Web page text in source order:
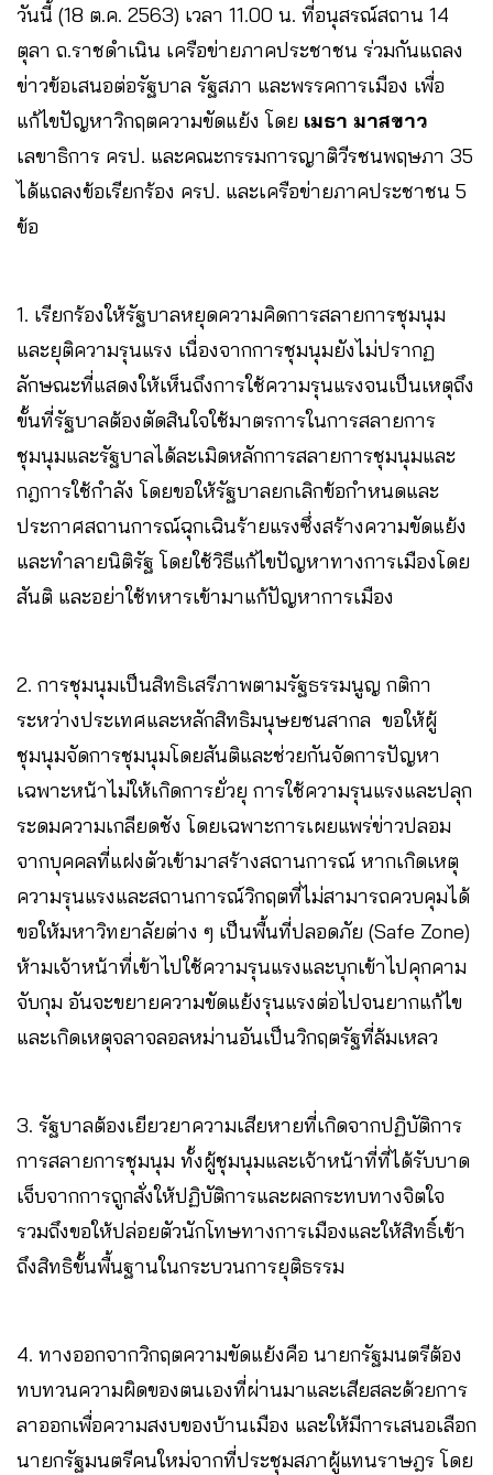
วันนี้ (18 ต.ค. 2563) เวลา 11.00 น. ที่อนุสรณ์สถาน 14
ตุลา ถ.ราชดำเนิน เครือข่ายภาคประชาชน ร่วมกันแถลง
ข่าวข้อเสนอต่อรัฐบาล รัฐสภา และพรรคการเมือง เพื่อ
แก้ไขปัญหาวิกฤตความขัดแย้ง โดย เมธา มาสขาว
เลขาธิการ ครป. และคณะกรรมการญาติวีรชนพฤษภา 35
ได้แถลงข้อเรียกร้อง ครป. และเครือข่ายภาคประชาชน 5
ข้อ
1. เรียกร้องให้รัฐบาลหยุดความคิดการสลายการชุมนุม
และยุติความรุนแรง เนื่องจากการชุมนุมยังไม่ปรากฏ
ลักษณะที่แสดงให้เห็นถึงการใช้ความรุนแรงจนเป็นเหตุถึง
ขั้นที่รัฐบาลต้องตัดสินใจใช้มาตรการในการสลายการ
ชุมนุมและรัฐบาลได้ละเมิดหลักการสลายการชุมนุมและ
กฎการใช้กำลัง โดยขอให้รัฐบาลยกเลิกข้อกำหนดและ
ประกาศสถานการณ์ฉุกเฉินร้ายแรงซึ่งสร้างความขัดแย้ง
และทำลายนิติรัฐ โดยใช้วิธีแก้ไขปัญหาทางการเมืองโดย
สันติ และอย่าใช้ทหารเข้ามาแก้ปัญหาการเมือง
2. การชุมนุมเป็นสิทธิเสรีภาพตามรัฐธรรมนูญ กติกา
ระหว่างประเทศและหลักสิทธิมนุษยชนสากล ขอให้ผู้
ชุมนุมจัดการชุมนุมโดยสันติและช่วยกันจัดการปัญหา
เฉพาะหน้าไม่ให้เกิดการยั่วยุ การใช้ความรุนแรงและปลุก
ระดมความเกลียดชัง โดยเฉพาะการเผยแพร่ข่าวปลอม
จากบุคคลที่แฝงตัวเข้ามาสร้างสถานการณ์ หากเกิดเหตุ
ความรุนแรงและสถานการณ์วิกฤตที่ไม่สามารถควบคุมได้
ขอให้มหาวิทยาลัยต่าง ๆ เป็นพื้นที่ปลอดภัย (Safe Zone)
ห้ามเจ้าหน้าที่เข้าไปใช้ความรุนแรงและบุกเข้าไปคุกคาม
จับกุม อันจะขยายความขัดแย้งรุนแรงต่อไปจนยากแก้ไข
และเกิดเหตุจลาจลอลหม่านอันเป็นวิกฤตรัฐที่ล้มเหลว
3. รัฐบาลต้องเยียวยาความเสียหายที่เกิดจากปฏิบัติการ
การสลายการชุมนุม ทั้งผู้ชุมนุมและเจ้าหน้าที่ที่ได้รับบาด
เจ็บจากการถูกสั่งให้ปฏิบัติการและผลกระทบทางจิตใจ
รวมถึงขอให้ปล่อยตัวนักโทษทางการเมืองและให้สิทธิ์เข้า
ถึงสิทธิขั้นพื้นฐานในกระบวนการยุติธรรม
4. ทางออกจากวิกฤตความขัดแย้งคือ นายกรัฐมนตรีต้อง
ทบทวนความผิดของตนเองที่ผ่านมาและเสียสละด้วยการ
ลาออกเพื่อความสงบของบ้านเมือง และให้มีการเสนอเลือก
นายกรัฐมนตรีคนใหม่จากที่ประชุมสภาผู้แทนราษฎร โดย